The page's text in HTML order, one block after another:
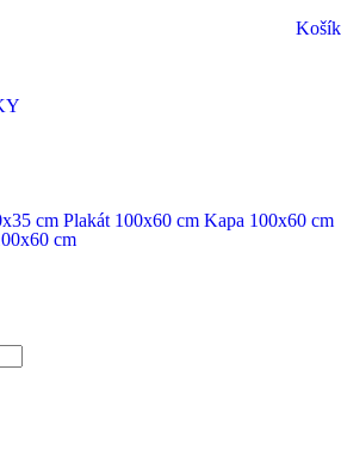
Košík
cm Plakát 100x60 cm Kapa 100x60 cm
cm